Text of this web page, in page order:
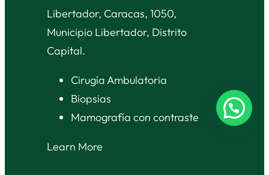
Libertador, Caracas, 1050,
Municipio Libertador, Distrito
Capital.
Cirugía Ambulatoria
Biopsias
Mamografía con contraste
Learn More